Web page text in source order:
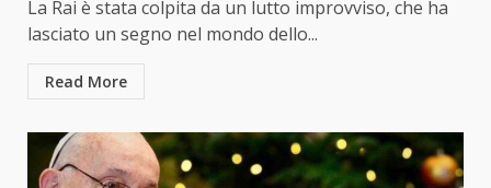
La Rai è stata colpita da un lutto improvviso, che ha
lasciato un segno nel mondo dello...
Read More